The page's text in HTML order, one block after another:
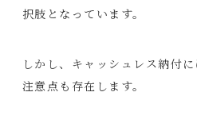
択肢となっています。
しかし、キャッシュレス納付
注意点も存在します。